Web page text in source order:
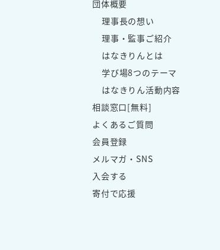
団体概要
理事長の想い
理事・監事ご紹介
はなきりんとは
学び場8つのテーマ
はなきりん活動内容
相談窓口[無料]
よくあるご質問
会員登録
メルマガ・SNS
入会する
寄付で応援